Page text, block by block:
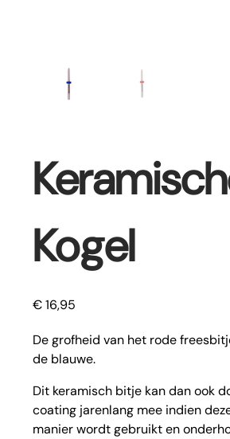
Kogel
€16,95
De grofheid van het rode
de blauwe.
Dit keramisch bitje kan dan ook
coating jarenlang mee indien
manier wordt gebruikt en